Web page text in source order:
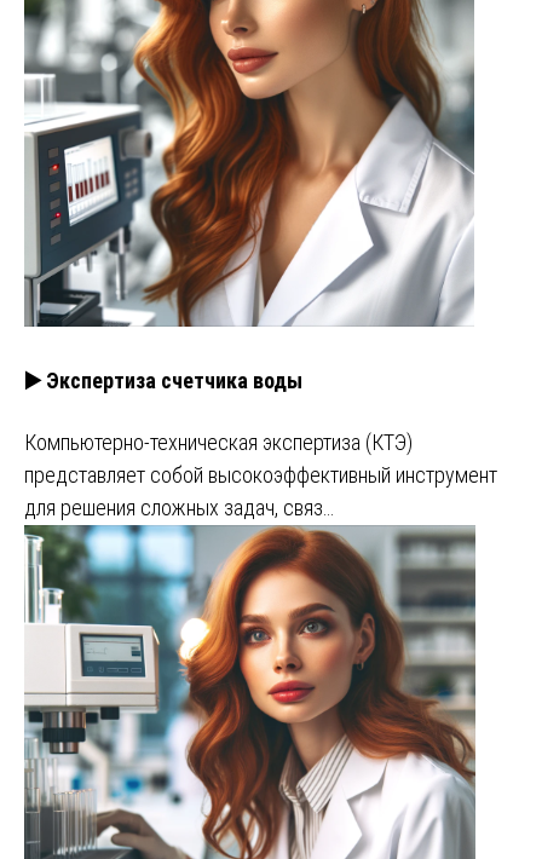
▶️ Экспертиза счетчика воды
Компьютерно-техническая экспертиза (КТЭ)
представляет собой высокоэффективный инструмент
для решения сложных задач, связ…